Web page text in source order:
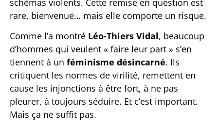
schémas violents. Cette remise en question est
rare, bienvenue… mais elle comporte un risque.
Comme l’a montré Léo-Thiers Vidal, beaucoup
d’hommes qui veulent « faire leur part » s’en
tiennent à un féminisme désincarné. Ils
critiquent les normes de virilité, remettent en
cause les injonctions à être fort, à ne pas
pleurer, à toujours séduire. Et c’est important.
Mais ça ne suffit pas.